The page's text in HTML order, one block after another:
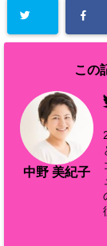
この
中野 美紀子